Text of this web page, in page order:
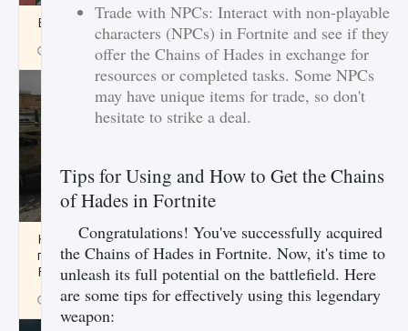
Входят ли «Милан» и «Интер» в EA FC 25
9 августа 2024 2 064 0 1
Как исправить текстовую ошибку
пользовательского интерфейса Delta
Force Hawk Ops
9 августа 2024 1 945 0 0
Trade with NPCs: Interact with non-playable
characters (NPCs) in Fortnite and see if they
offer the Chains of Hades in exchange for
resources or completed tasks. Some NPCs
may have unique items for trade, so don't
hesitate to strike a deal.
Tips for Using and How to Get the Chains
of Hades in Fortnite
Congratulations! You've successfully acquired
the Chains of Hades in Fortnite. Now, it's time to
unleash its full potential on the battlefield. Here
are some tips for effectively using this legendary
weapon: